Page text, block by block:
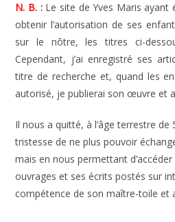
N. B. :Le site de Yves Maris ayant
obtenir l’autorisation de ses
sur le nôtre, les titres ci-
Cependant, j’ai enregistré ses
titre de recherche et, quand les
autorisé, je publierai son œuvre et
Il nous a quitté, à l’âge terrestre de
tristesse de ne plus pouvoir
mais en nous permettant
ouvrages et ses écrits postés sur
compétence de son maître-toile et